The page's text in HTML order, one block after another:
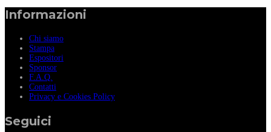
Informazioni
Chi siamo
Stampa
Espositori
Sponsor
F.A.Q.
Contatti
Privacy e Cookies Policy
Seguici